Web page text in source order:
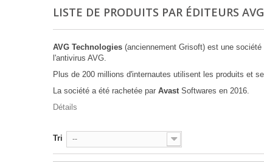
LISTE DE PRODUITS PAR ÉDITEURS AVG
AVG Technologies (anciennement Grisoft) est une
l'antivirus AVG.
Plus de 200 millions d'internautes utilisent les produits et
La société a été rachetée par AvastSoftwares en 2016.
Détails
Tri --